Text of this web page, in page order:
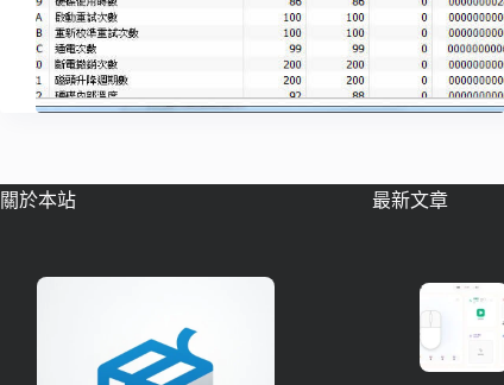
關於本站 最新文章